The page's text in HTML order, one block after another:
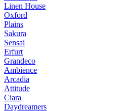
Linen House
Oxford
Plains
Sakura
Sensai
Erfurt
Grandeco
Ambience
Arcadia
Attitude
Ciara
Daydreamers